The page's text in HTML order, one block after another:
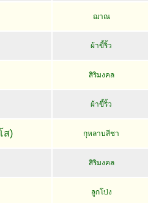
ฌาณ
ผ้าขี้ริ้ว
สิริมงคล
ผ้าขี้ริ้ว
ส) กุหลาบสีชา
สิริมงคล
ลูกโป่ง